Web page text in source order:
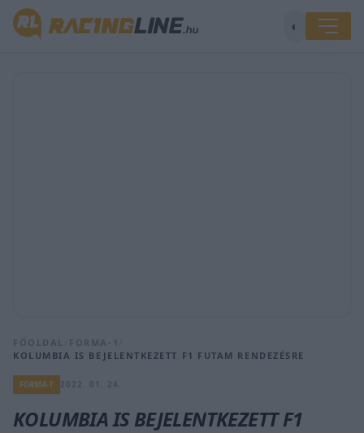
◐
FŐOLDAL FORMA-1
KOLUMBIA IS BEJELENTKEZETT F1 FUTAM RENDEZÉSRE
FORMA-1
KOLUMBIA IS BEJELENTKEZETT F1